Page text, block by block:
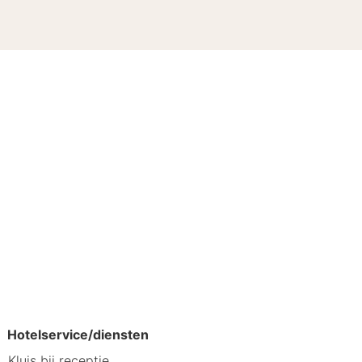
City Spa. Als gast van Carbon
Hotelservice/diensten